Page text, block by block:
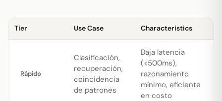
Tier Use Case Characteristics
Rápido
Clasificación,
recuperación,
coincidencia
de patrones
Baja latencia
(<500ms),
razonamiento
mínimo, eficiente
en costo